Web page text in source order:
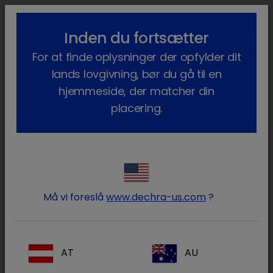
lock_outline search menu
Hund
Receptpligtig Amoxibactin
Inden du fortsætter
For at finde oplysninger der opfylder dit
lands lovgivning, bør du gå til en
hjemmeside, der matcher din
placering.
Må vi foreslåwww.dechra-us.com ?
AT AU